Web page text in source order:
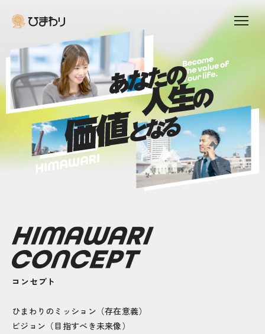
コンセプト
ひまわりのミッション（存在意義）
ビジョン（目指すべき未来像）